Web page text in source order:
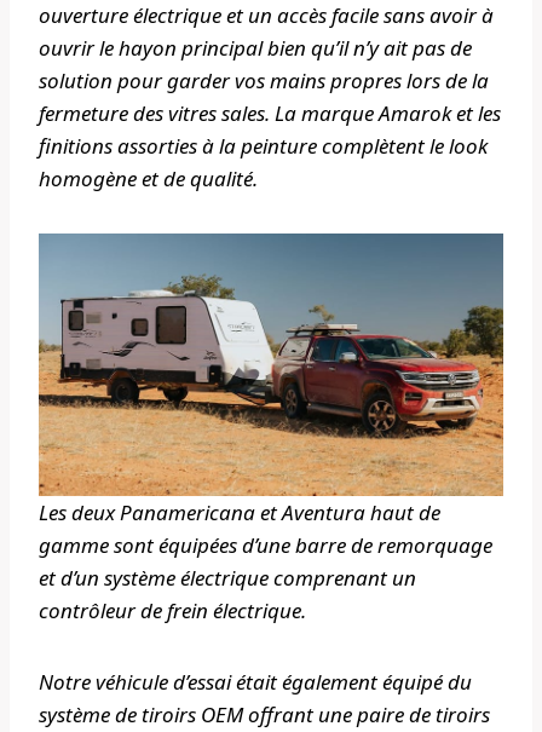
ouverture électrique et un accès facile sans avoir à
ouvrir le hayon principal bien qu’il n’y ait pas de
solution pour garder vos mains propres lors de la
fermeture des vitres sales. La marque Amarok et les
finitions assorties à la peinture complètent le look
homogène et de qualité.
Les deux Panamericana et Aventura haut de
gamme sont équipées d’une barre de remorquage
et d’un système électrique comprenant un
contrôleur de frein électrique.
Notre véhicule d’essai était également équipé du
système de tiroirs OEM offrant une paire de tiroirs